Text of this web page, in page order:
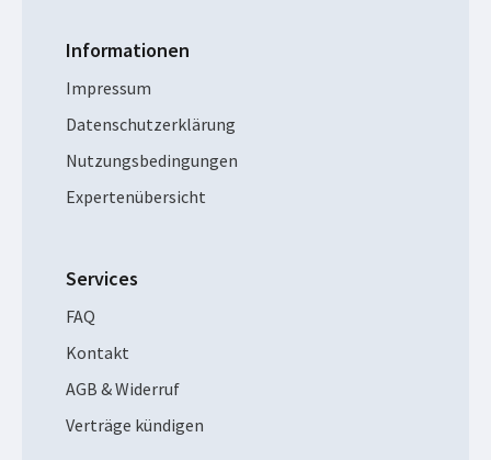
Informationen
Impressum
Datenschutzerklärung
Nutzungsbedingungen
Expertenübersicht
Services
FAQ
Kontakt
AGB & Widerruf
Verträge kündigen